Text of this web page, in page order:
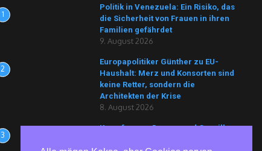
1
Politik in Venezuela: Ein Risiko, das
die Sicherheit von Frauen in ihren
Familien gefährdet
9. August 2026
2
Europapolitiker Günther zu EU-
Haushalt: Merz und Konsorten sind
keine Retter, sondern die
Architekten der Krise
8. August 2026
3
Kampf gegen Drogen und Guerilla